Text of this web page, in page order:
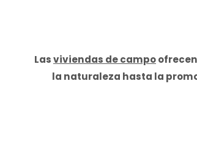
Lasviviendas de campo
la naturaleza hasta la